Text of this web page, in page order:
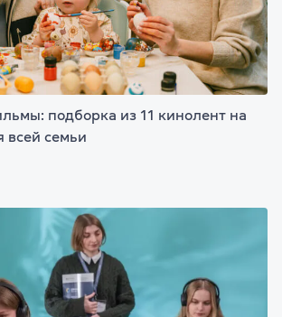
подборка из 11 кинолент на
всей семьи